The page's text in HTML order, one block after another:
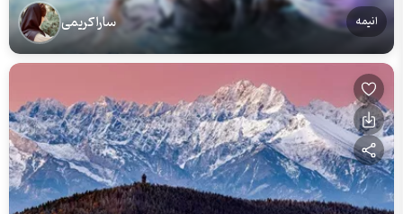
انیمه سارا کریمی